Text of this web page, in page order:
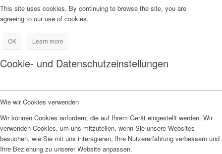
This site uses cookies. By continuing to browse the site, you are
agreeing to our use of cookies.
OK Learn more
Cookie- und Datenschutzeinstellungen
Wie wir Cookies verwenden
Wir können Cookies anfordern, die auf Ihrem Gerät eingestellt werden. Wir
verwenden Cookies, um uns mitzuteilen, wenn Sie unsere Websites
besuchen, wie Sie mit uns interagieren, Ihre Nutzererfahrung verbessern und
Ihre Beziehung zu unserer Website anpassen.